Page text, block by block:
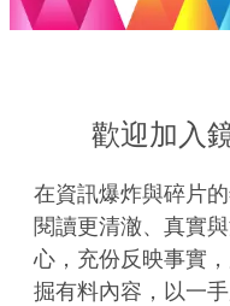
歡迎加入
在資訊爆炸與碎片
閱讀更清澈、真實
心，充份反映事實
掘有料內容，以一